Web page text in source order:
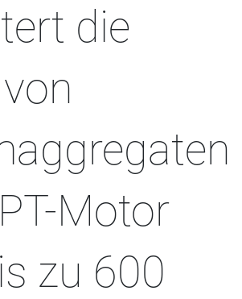
die
Motor
zu 600